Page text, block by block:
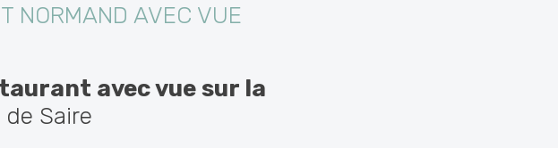
NORMAND AVEC VUE
avec vue sur la
Saire